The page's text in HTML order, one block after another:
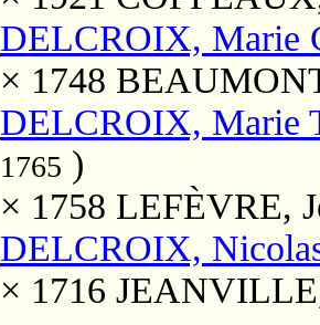
DELCROIX, Marie
× 1748
DELCROIX, Marie
1765 )
× 1758 LEFÈVRE,
DELCROIX,
× 1716